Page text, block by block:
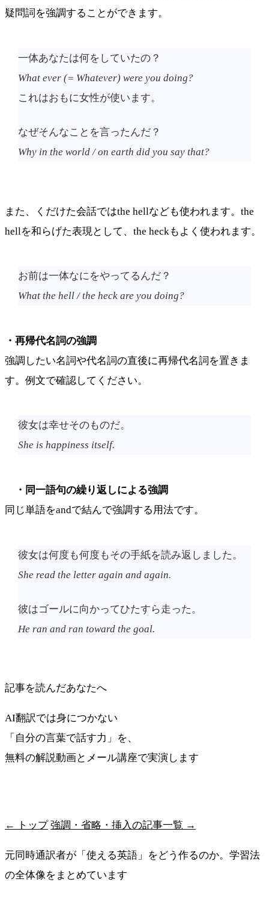
疑問詞を強調することができます。
一体あなたは何をしていたの？
What ever (= Whatever) were you doing?
これはおもに女性が使います。
なぜそんなことを言ったんだ？
Why in the world / on earth did you say that?
また、くだけた会話ではthe hellなども使われます。the
hellを和らげた表現として、the heckもよく使われます。
お前は一体なにをやってるんだ？
What the hell / the heck are you doing?
・再帰代名詞の強調
強調したい名詞や代名詞の直後に再帰代名詞を置きま
す。例文で確認してください。
彼女は幸せそのものだ。
She is happiness itself.
・同一語句の繰り返しによる強調
同じ単語をandで結んで強調する用法です。
彼女は何度も何度もその手紙を読み返しました。
She read the letter again and again.
彼はゴールに向かってひたすら走った。
He ran and ran toward the goal.
記事を読んだあなたへ
AI翻訳では身につかない
「自分の言葉で話す力」を、
無料の解説動画とメール講座で実演します
← トップ 強調・省略・挿入の記事一覧 →
元同時通訳者が「使える英語」をどう作るのか。学習法
の全体像をまとめています